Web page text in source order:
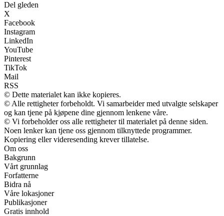
Del gleden
X
Facebook
Instagram
LinkedIn
YouTube
Pinterest
TikTok
Mail
RSS
© Dette materialet kan ikke kopieres.
© Alle rettigheter forbeholdt. Vi samarbeider med utvalgte selskaper
og kan tjene på kjøpene dine gjennom lenkene våre.
© Vi forbeholder oss alle rettigheter til materialet på denne siden.
Noen lenker kan tjene oss gjennom tilknyttede programmer.
Kopiering eller videresending krever tillatelse.
Om oss
Bakgrunn
Vårt grunnlag
Forfatterne
Bidra nå
Våre lokasjoner
Publikasjoner
Gratis innhold